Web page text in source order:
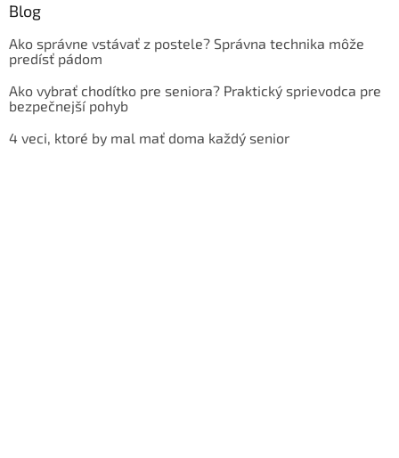
Blog
Ako správne vstávať z postele? Správna technika môže
predísť pádom
Ako vybrať chodítko pre seniora? Praktický sprievodca pre
bezpečnejší pohyb
4 veci, ktoré by mal mať doma každý senior